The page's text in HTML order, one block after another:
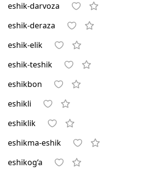
eshik-darvoza
eshik-deraza
eshik-elik
eshik-teshik
eshikbon
eshikli
eshiklik
eshikma-eshik
eshikog‘a